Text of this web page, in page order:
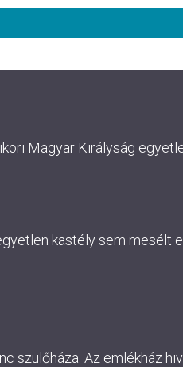
Magyar Királyság
kastély sem mesélt
szülőháza. Az emlékház